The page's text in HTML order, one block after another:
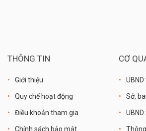
THÔNG TIN
Giới thiệu
Quy chế hoạt động
Điều khoản tham gia
Chính sách bảo mật
CƠ
Sở,